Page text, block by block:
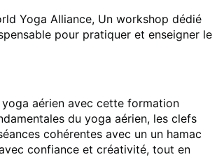
Yoga Alliance, Un workshop dédié
pour pratiquer et enseigner le
aérien avec cette formation
du yoga aérien, les clefs
cohérentes avec un un hamac
confiance et créativité, tout en